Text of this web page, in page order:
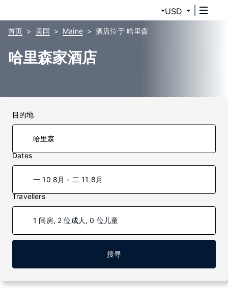
USD
首页 美国 Maine 酒店位于 哈里森
哈里森家酒店
目的地
Dates
一 10 8月 - 二 11 8月
Travellers
1 间房, 2 位成人, 0 位儿童
搜寻